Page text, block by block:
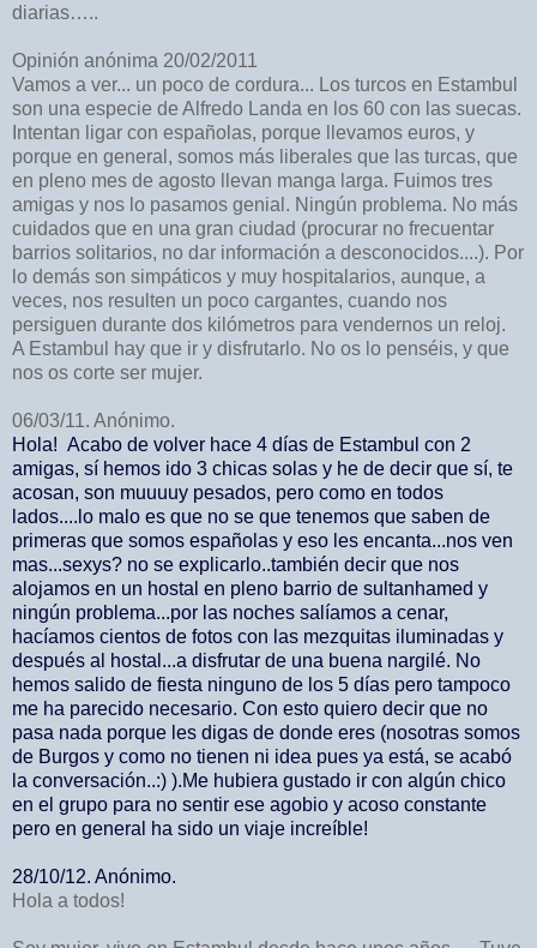
diarias…..
Opinión anónima 20/02/2011
Vamos a ver... un poco de cordura... Los turcos en Estambul
son una especie de Alfredo Landa en los 60 con las suecas.
Intentan ligar con españolas, porque llevamos euros, y
porque en general, somos más liberales que las turcas, que
en pleno mes de agosto llevan manga larga. Fuimos tres
amigas y nos lo pasamos genial. Ningún problema. No más
cuidados que en una gran ciudad (procurar no frecuentar
barrios solitarios, no dar información a desconocidos....). Por
lo demás son simpáticos y muy hospitalarios, aunque, a
veces, nos resulten un poco cargantes, cuando nos
persiguen durante dos kilómetros para vendernos un reloj.
A Estambul hay que ir y disfrutarlo. No os lo penséis, y que
nos os corte ser mujer.
06/03/11. Anónimo.
Hola! Acabo de volver hace 4 días de Estambul con 2
amigas, sí hemos ido 3 chicas solas y he de decir que sí, te
acosan, son muuuuy pesados, pero como en todos
lados....lo malo es que no se que tenemos que saben de
primeras que somos españolas y eso les encanta...nos ven
mas...sexys? no se explicarlo..también decir que nos
alojamos en un hostal en pleno barrio de sultanhamed y
ningún problema...por las noches salíamos a cenar,
hacíamos cientos de fotos con las mezquitas iluminadas y
después al hostal...a disfrutar de una buena nargilé. No
hemos salido de fiesta ninguno de los 5 días pero tampoco
me ha parecido necesario. Con esto quiero decir que no
pasa nada porque les digas de donde eres (nosotras somos
de Burgos y como no tienen ni idea pues ya está, se acabó
la conversación..:) ).Me hubiera gustado ir con algún chico
en el grupo para no sentir ese agobio y acoso constante
pero en general ha sido un viaje increíble!
28/10/12. Anónimo.
Hola a todos!